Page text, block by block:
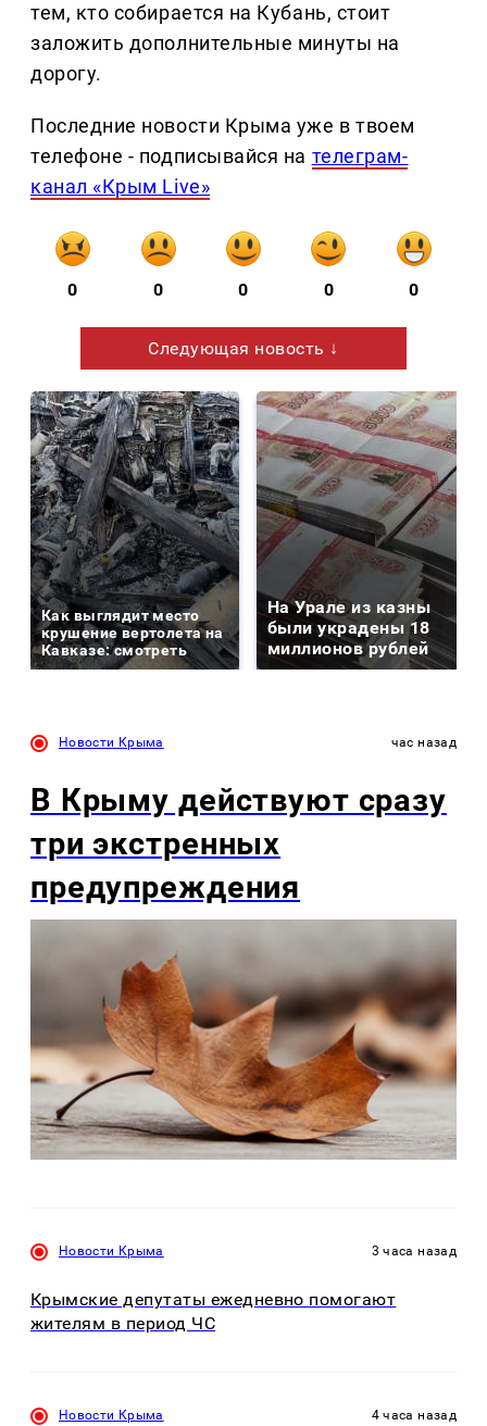
тем, кто собирается на Кубань, стоит
заложить дополнительные минуты на
дорогу.
Последние новости Крыма уже в твоем
телефоне - подписывайся на телеграм-
канал «Крым Live»
0 0 0 0 0
Следующая новость ↓
Как выглядит место
крушение вертолета на
Кавказе: смотреть
На Урале из казны
были украдены 18
миллионов рублей
Новости Крыма час назад
В Крыму действуют сразу
три экстренных
предупреждения
Новости Крыма 3 часа назад
Крымские депутаты ежедневно помогают
жителям в период ЧС
Новости Крыма 4 часа назад